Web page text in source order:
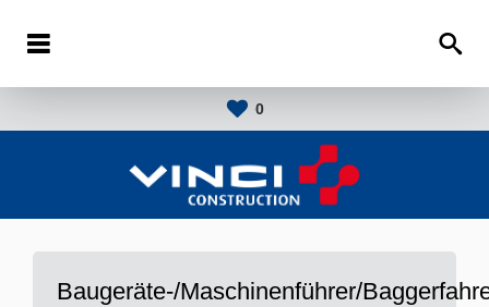
0
Baugeräte-/Maschinenführer/